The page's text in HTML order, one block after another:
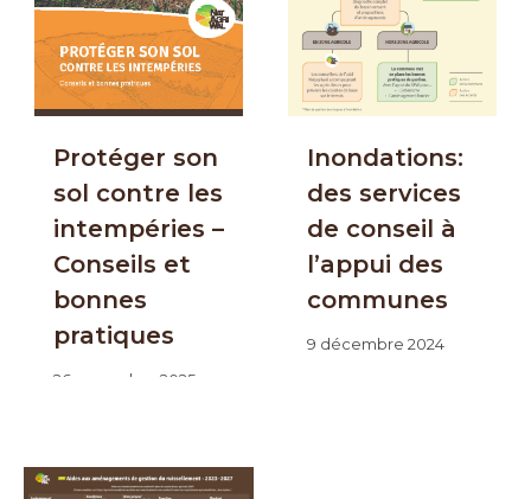
Protéger son
sol contre les
intempéries –
Conseils et
bonnes
pratiques
26 novembre 2025
Inondations:
des services
de conseil à
l’appui des
communes
9 décembre 2024